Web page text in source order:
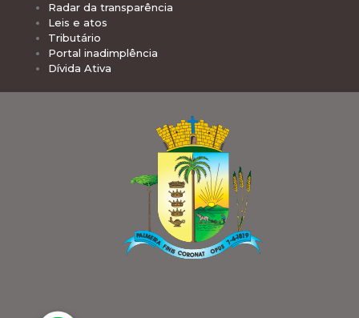
Radar da transparência
Leis e atos
Tributário
Portal inadimplência
Dívida Ativa